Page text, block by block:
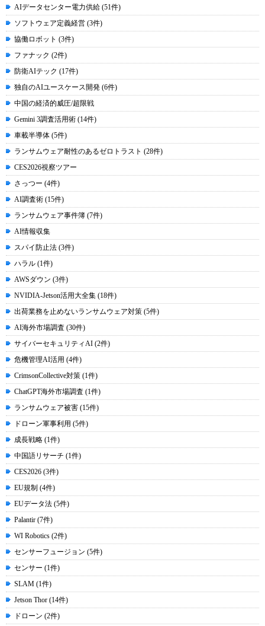
AIデータセンター電力供給 (51件)
ソフトウェア定義経営 (3件)
協働ロボット (3件)
ファナック (2件)
防衛AIテック (17件)
独自のAIユースケース開発 (6件)
中国の経済的威圧/超限戦
Gemini 3調査活用術 (14件)
車載半導体 (5件)
ランサムウェア耐性のあるゼロトラスト (28件)
CES2026視察ツアー
さっつー (4件)
AI調査術 (15件)
ランサムウェア事件簿 (7件)
AI情報収集
スパイ防止法 (3件)
ハラル (1件)
AWSダウン (3件)
NVIDIA-Jetson活用大全集 (18件)
出荷業務を止めないランサムウェア対策 (5件)
AI海外市場調査 (30件)
サイバーセキュリティAI (2件)
危機管理AI活用 (4件)
CrimsonCollective対策 (1件)
ChatGPT海外市場調査 (1件)
ランサムウェア被害 (15件)
ドローン軍事利用 (5件)
成長戦略 (1件)
中国語リサーチ (1件)
CES2026 (3件)
EU規制 (4件)
EUデータ法 (5件)
Palantir (7件)
WI Robotics (2件)
センサーフュージョン (5件)
センサー (1件)
SLAM (1件)
Jetson Thor (14件)
ドローン (2件)